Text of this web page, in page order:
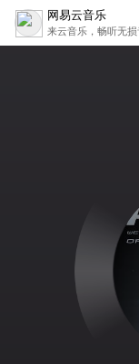
网易云音乐
来云音乐，畅听无损